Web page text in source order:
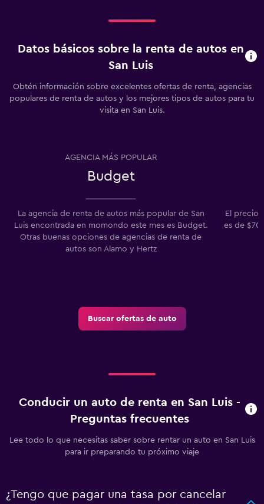
Datos básicos sobre la renta de autos en
San Luis
Obtén información sobre excelentes ofertas de renta, agencias
populares de renta de autos y los mejores tipos de autos para tu
visita en San Luis.
AGENCIA MÁS POPULAR
Budget
La agencia de renta de autos más popular de San
Luis encontrada en momondo este mes es Budget.
Otras buenas opciones de agencias de renta de
autos son Alamo y Hertz
El precio
es de
Buscar ofertas de auto
Conducir un auto de renta en San Luis -
Preguntas frecuentes
Lee todo lo que necesitas saber sobre rentar un auto en San Luis
para ir preparando tu próximo viaje
¿Tengo que pagar una tasa por cancelar